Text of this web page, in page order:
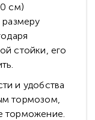
см)
размеру
стойки, его
и удобства
тормозом,
торможение.